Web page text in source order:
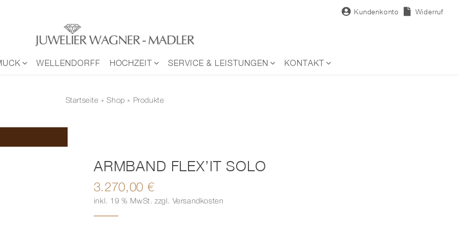
Kundenkonto Widerruf
WELLENDORFF HOCHZEIT SERVICE & LEISTUNGEN KONTAKT
Startseite »Shop » Produkte
ARMBAND FLEX’IT SOLO
3.270,00 €
inkl. 19 % MwSt. zzgl. Versandkosten